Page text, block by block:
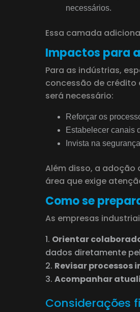
necessários.
Essa camada
Impactos para
Para as indústrias,
concessão de crédito
será necessário:
Reforçar os
Estabelecer canais
Invista na
Além disso, a
área que exige
Como se
As empresas
Orientar
dados diretamente
Revisar processos
Acompanhar
Considerações